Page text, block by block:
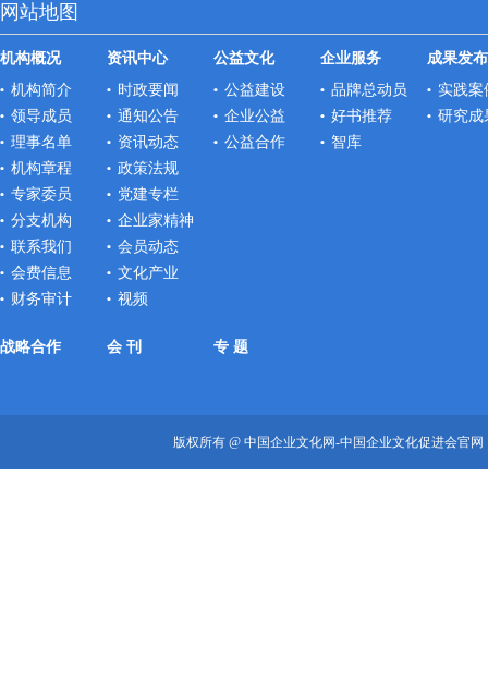
网站地图
机构概况
机构简介
领导成员
理事名单
机构章程
专家委员
分支机构
联系我们
会费信息
财务审计
资讯中心
时政要闻
通知公告
资讯动态
政策法规
党建专栏
企业家精神
会员动态
文化产业
视频
公益文化
公益建设
企业公益
公益合作
企业服务
品牌总动员
好书推荐
智库
成果发布
实践案
研究成
战略合作 会 刊 专 题
版权所有 @ 中国企业文化网-中国企业文化促进会官